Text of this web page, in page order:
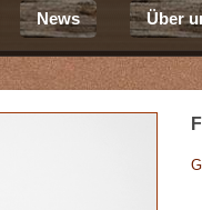
News Über